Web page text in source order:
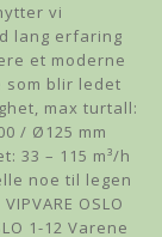
vi
lang erfaring
et moderne
som blir ledet
max turtall:
/ Ø125 mm
33 – 115 m³/h
noe til legen
OSLO
1-12 Varene